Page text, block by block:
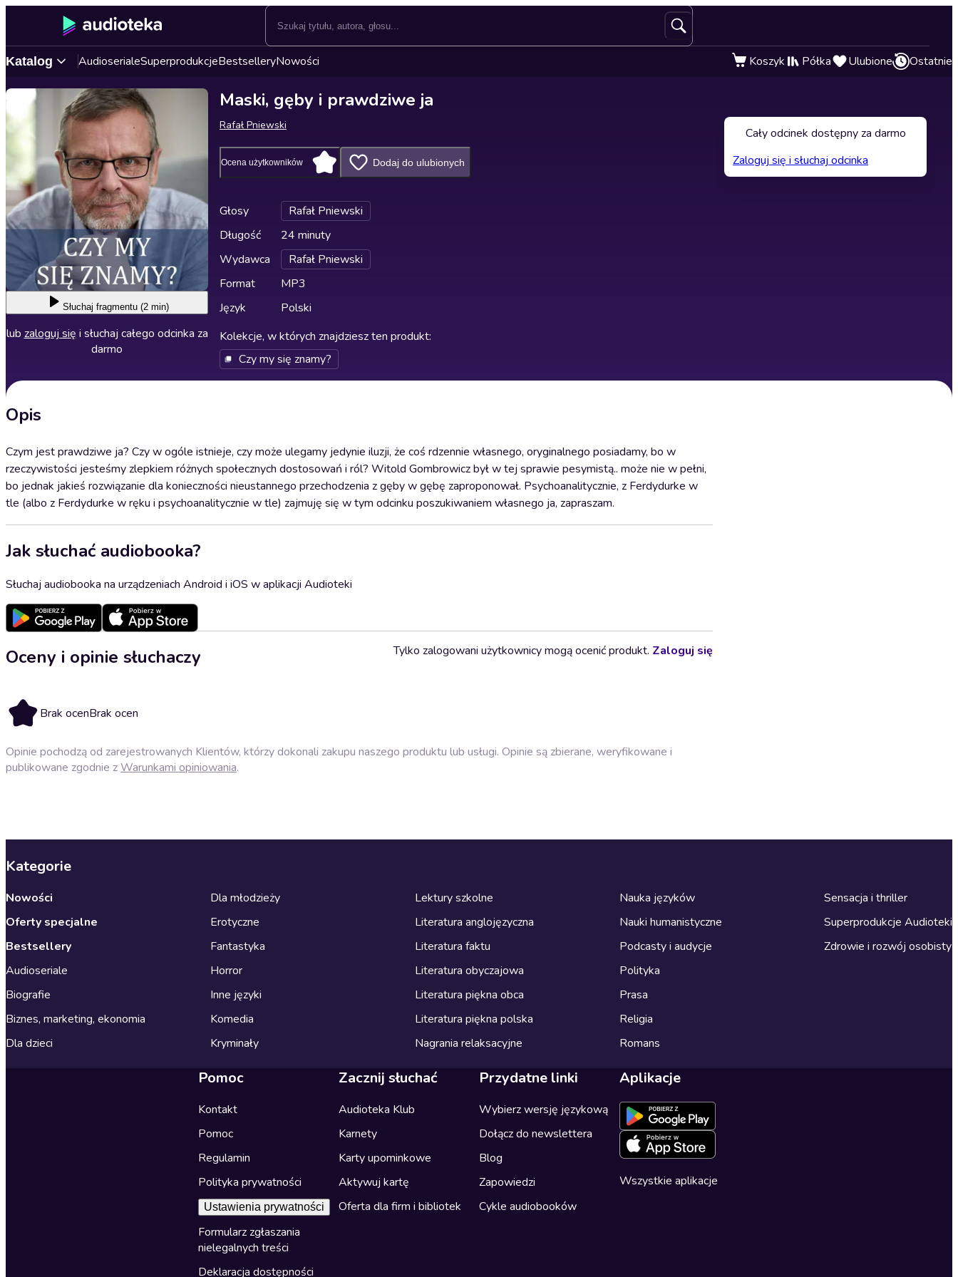
Katalog AudioserialeSuperprodukcjeBestselleryNowości Koszyk Półka Ulubione Ostatnie
Słuchaj fragmentu (2 min)
lub zaloguj się i słuchaj całego odcinka za
darmo
Maski, gęby i prawdziwe ja
Rafał Pniewski
Ocena użytkowników Dodaj do ulubionych
Głosy
Rafał Pniewski
Długość
24 minuty
Wydawca
Rafał Pniewski
Format
MP3
Język
Polski
Kolekcje, w których znajdziesz ten produkt:
Czy my się znamy?
Opis
Czym jest prawdziwe ja? Czy w ogóle istnieje, czy może ulegamy jedynie iluzji, że coś rdzennie własnego, oryginalnego posiadamy, bo w
rzeczywistości jesteśmy zlepkiem różnych społecznych dostosowań i ról? Witold Gombrowicz był w tej sprawie pesymistą.. może nie w pełni,
bo jednak jakieś rozwiązanie dla konieczności nieustannego przechodzenia z gęby w gębę zaproponował. Psychoanalitycznie, z Ferdydurke w
tle (albo z Ferdydurke w ręku i psychoanalitycznie w tle) zajmuję się w tym odcinku poszukiwaniem własnego ja, zapraszam.
Jak słuchać audiobooka?
Słuchaj audiobooka na urządzeniach Android i iOS w aplikacji Audioteki
Oceny i opinie słuchaczy
Brak ocenBrak ocen
Tylko zalogowani użytkownicy mogą ocenić produkt. Zaloguj się
Opinie pochodzą od zarejestrowanych Klientów, którzy dokonali zakupu naszego produktu lub usługi. Opinie są zbierane, weryfikowane i
publikowane zgodnie zWarunkami opiniowania.
Cały odcinek dostępny za darmo
Zaloguj się i słuchaj odcinka
Kategorie
Nowości
Oferty specjalne
Bestsellery
Audioseriale
Biografie
Biznes, marketing, ekonomia
Dla dzieci
Dla młodzieży
Erotyczne
Fantastyka
Horror
Inne języki
Komedia
Kryminały
Lektury szkolne
Literatura anglojęzyczna
Literatura faktu
Literatura obyczajowa
Literatura piękna obca
Literatura piękna polska
Nagrania relaksacyjne
Nauka języków
Nauki humanistyczne
Podcasty i audycje
Polityka
Prasa
Religia
Romans
Sensacja i thriller
Superprodukcje Audioteki
Zdrowie i rozwój osobisty
Pomoc
Kontakt
Pomoc
Regulamin
Polityka prywatności
Ustawienia prywatności
Formularz zgłaszania
nielegalnych treści
Deklaracja dostępności
Zacznij słuchać
Audioteka Klub
Karnety
Karty upominkowe
Aktywuj kartę
Oferta dla firm i bibliotek
Przydatne linki
Wybierz wersję językową
Dołącz do newslettera
Blog
Zapowiedzi
Cykle audiobooków
Aplikacje
Wszystkie aplikacje